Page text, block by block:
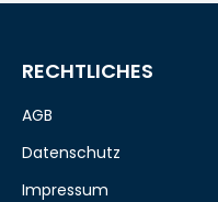
RECHTLICHES
AGB
Datenschutz
Impressum